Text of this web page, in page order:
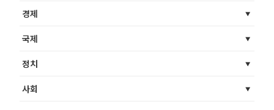
경제
국제
정치
사회